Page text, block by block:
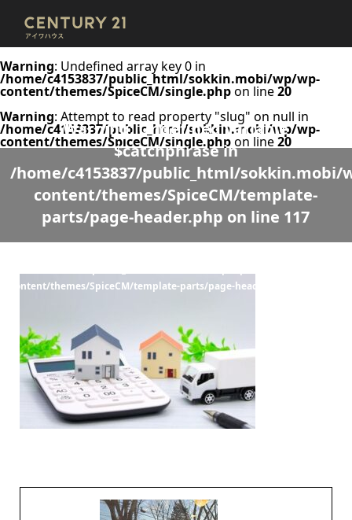
Warning: Undefined array key 0 in
/home/c4153837/public_html/sokkin.mobi/wp/wp-
content/themes/SpiceCM/single.phpon line20
Warning: Attempt to read property "slug" on null in
/home/c4153837/public_html/sokkin.mobi/wp/wp-
content/themes/SpiceCM/single.phpon line20
Warning: Undefined variable
$catchphrase in
/home/c4153837/public_html/sokkin.mobi/
content/themes/SpiceCM/template-
parts/page-header.php on line 117
content/themes/SpiceCM/template-parts/page-header.php